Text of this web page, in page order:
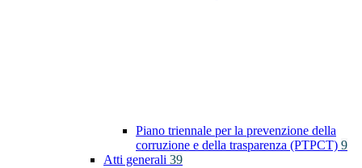
Piano triennale per la prevenzione della
corruzione e della trasparenza (PTPCT) 9
Atti generali 39